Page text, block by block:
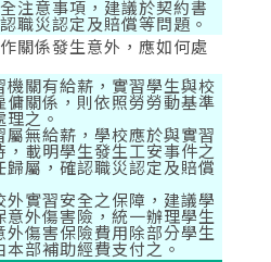
注意事項，建議於契約書
職災認定及賠償等問題。
關係發生意外，應如何處
機關有給薪，實習學生與校
傭關係，則依照勞勞動基準
之。
屬無給薪，學校應於與實習
載明學生發生工安事件之
歸屬，確認職災認定及賠償
外實習安全之保障，建議學
意外傷害險，統一辦理學生
外傷害保險費用除部分學生
部補助經費支付之。